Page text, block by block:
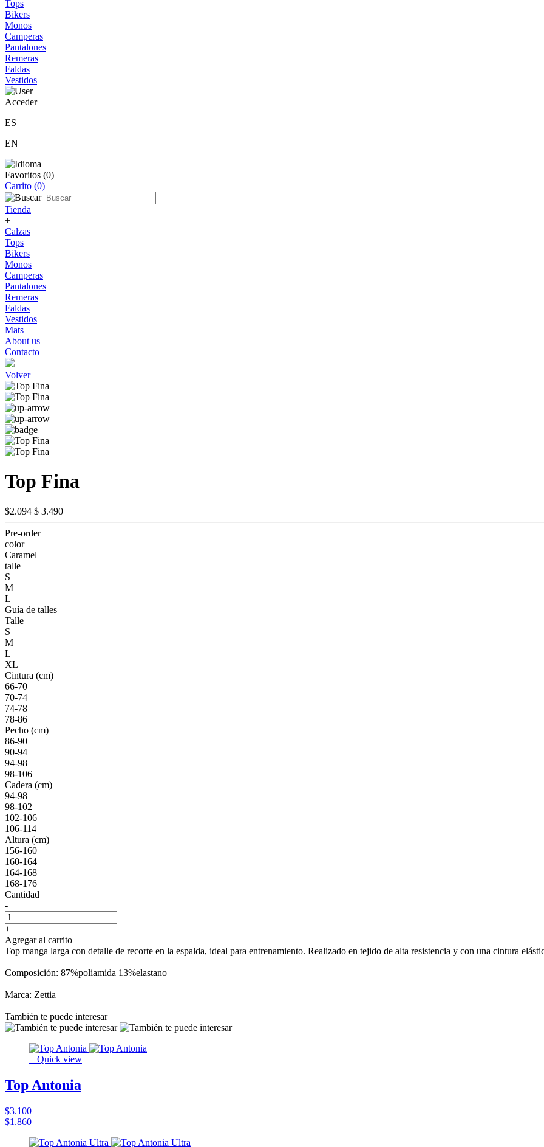
Tops
Bikers
Monos
Camperas
Pantalones
Remeras
Faldas
Vestidos
Acceder
ES
EN
Favoritos (0)
Carrito (0)
Tienda
+
Calzas
Tops
Bikers
Monos
Camperas
Pantalones
Remeras
Faldas
Vestidos
Mats
About us
Contacto
Volver
Top Fina
$2.094 $ 3.490
Pre-order
color
Caramel
talle
S
M
L
Guía de talles
Talle
S
M
L
XL
Cintura (cm)
66-70
70-74
74-78
78-86
Pecho (cm)
86-90
90-94
94-98
98-106
Cadera (cm)
94-98
98-102
102-106
106-114
Altura (cm)
156-160
160-164
164-168
168-176
Cantidad
-
+
Agregar al carrito
Top manga larga con detalle de recorte en la espalda, ideal para entrenamiento. Realizado en tejido de alta resistencia y con una cintura
Composición: 87%poliamida 13%elastano
Marca: Zettia
También te puede interesar
+ Quick view
Top Antonia
$3.100
$1.860